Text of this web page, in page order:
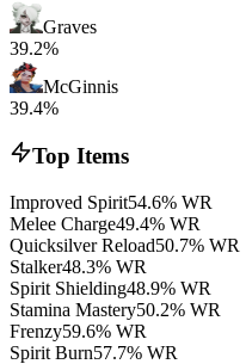
Graves
39.2%
McGinnis
39.4%
Top Items
Improved Spirit54.6% WR
Melee Charge49.4% WR
Quicksilver Reload50.7% WR
Stalker48.3% WR
Spirit Shielding48.9% WR
Stamina Mastery50.2% WR
Frenzy59.6% WR
Spirit Burn57.7% WR